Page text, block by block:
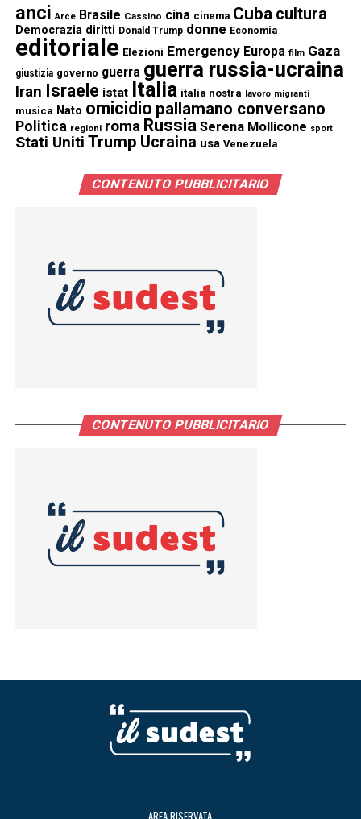
anci Arce Brasile Cassino cina cinema Cuba cultura
Democrazia diritti Donald Trump donne Economia
editoriale Elezioni Emergency Europa film Gaza
giustizia governo guerra guerra russia-ucraina
Iran Israele istat Italia italia nostra lavoro migranti
musica Nato omicidio pallamano conversano
Politica regioni roma Russia Serena Mollicone sport
Stati Uniti Trump Ucraina usa Venezuela
CONTENUTO PUBBLICITARIO
CONTENUTO PUBBLICITARIO